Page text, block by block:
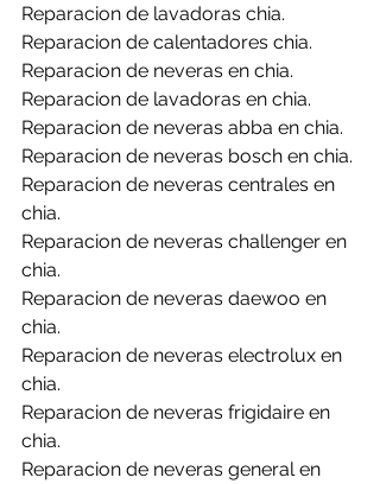
Reparacion de lavadoras chia.
Reparacion de calentadores chia.
Reparacion de neveras en chia.
Reparacion de lavadoras en chia.
Reparacion de neveras abba en chia.
Reparacion de neveras bosch en chia.
Reparacion de neveras centrales en
chia.
Reparacion de neveras challenger en
chia.
Reparacion de neveras daewoo en
chia.
Reparacion de neveras electrolux en
chia.
Reparacion de neveras frigidaire en
chia.
Reparacion de neveras general en